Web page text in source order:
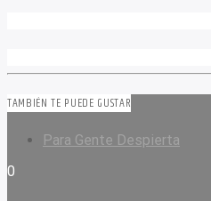
TAMBIÉN TE PUEDE GUSTAR
Para Gente Despierta
0